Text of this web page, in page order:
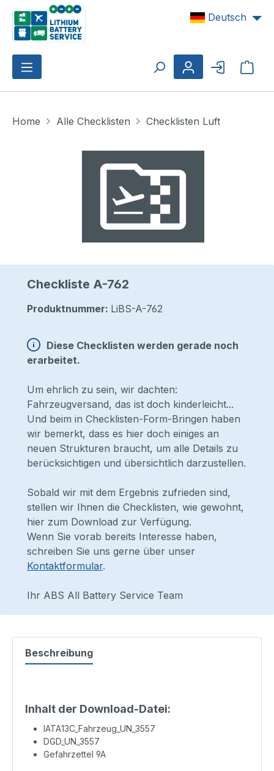
Zum Hauptinhalt springen Deutsch
Home Alle Checklisten
Checklisten Luft
Checkliste A-762
Produktnummer: LiBS-A-762
Diese Checklisten werden gerade noch
erarbeitet.
Um ehrlich zu sein, wir dachten:
Fahrzeugversand, das ist doch kinderleicht...
Und beim in Checklisten-Form-Bringen haben
wir bemerkt, dass es hier doch einiges an
neuen Strukturen braucht, um alle Details zu
berücksichtigen und übersichtlich darzustellen.
Sobald wir mit dem Ergebnis zufrieden sind,
stellen wir Ihnen die Checklisten, wie gewohnt,
hier zum Download zur Verfügung.
Wenn Sie vorab bereits Interesse haben,
schreiben Sie uns gerne über unser
Kontaktformular.
Ihr ABS All Battery Service Team
Beschreibung
Inhalt der Download-Datei:
IATA13C_Fahrzeug_UN_3557
DGD_UN_3557
Gefahrzettel 9A